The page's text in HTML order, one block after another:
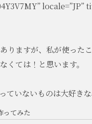
locale=”JP”
りますが、私が使った
くては！と思います。
ていないものは大好き
ってみた